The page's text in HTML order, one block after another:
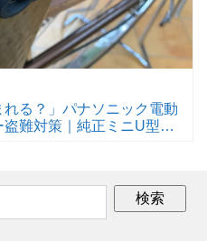
れる？」パナソニック電動
難対策｜純正ミニU型ロ